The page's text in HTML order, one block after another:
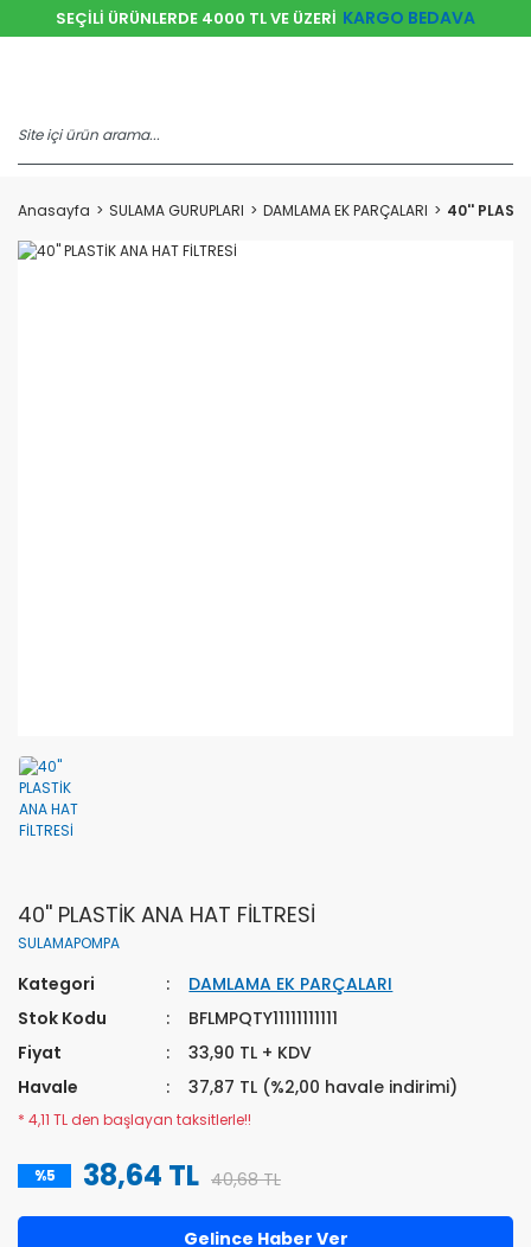
SEÇİLİ ÜRÜNLERDE 4000 TL VE ÜZERİ KARGO BEDAVA
Anasayfa SULAMA GURUPLARI DAMLAMA EK PARÇALARI 40''
40'' PLASTİK ANA HAT FİLTRESİ
SULAMAPOMPA
Kategori
DAMLAMA EK PARÇALARI
Stok Kodu
BFLMPQTY11111111111
Fiyat
33,90 TL + KDV
Havale
37,87 TL (%2,00 havale indirimi)
* 4,11 TL den başlayan taksitlerle!!
%5 38,64 TL 40,68 TL
Gelince Haber Ver